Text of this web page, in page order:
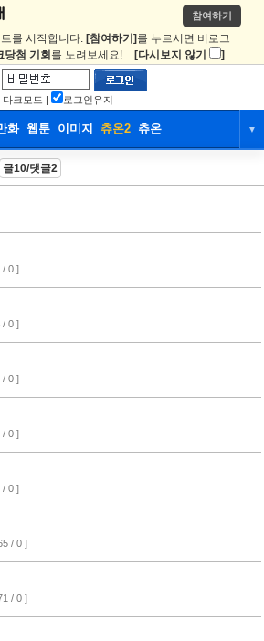
참여하기
를 시작합니다. [참여하기] 를 누르시면 비로그
당첨 기회 를 노려보세요! [다시보지 않기 ]
다크모드 | 로그인유지
화 웹툰 이미지 츄온2 츄온 ▼
뉴스
글10/댓글2
/ 0 ]
/ 0 ]
/ 0 ]
/ 0 ]
/ 0 ]
/ 0 ]
/ 0 ]